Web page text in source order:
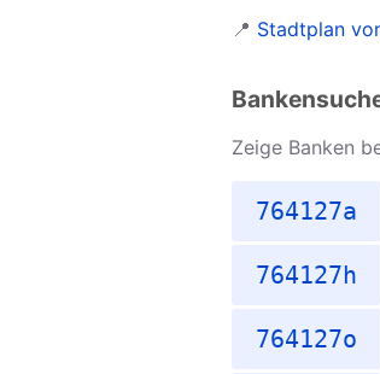
📍 Stadtplan
Zeige Banken
764127a
764127h
764127o